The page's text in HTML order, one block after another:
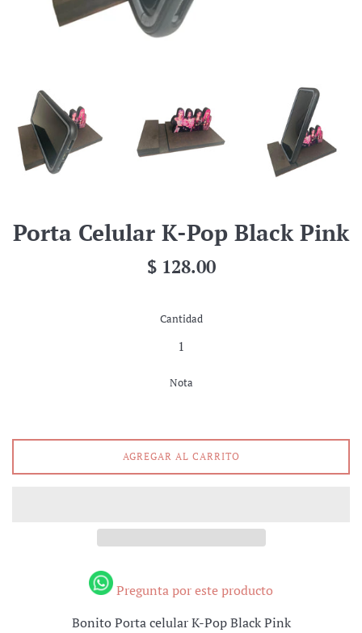
Porta Celular K-Pop Black Pink
Precio
$ 128.00
Cantidad
Nota
AGREGAR AL CARRITO
Pregunta por este producto
Bonito Porta celular K-Pop Black Pink